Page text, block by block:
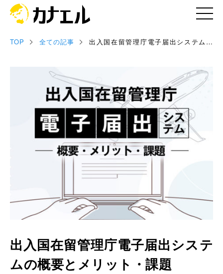
記事
お役立ち資料
セミナー情報
専門家情報
TOP 全ての記事
出入国在留管理庁電子届出システムの
出入国在留管理庁電子届出システ
ムの概要とメリット・課題